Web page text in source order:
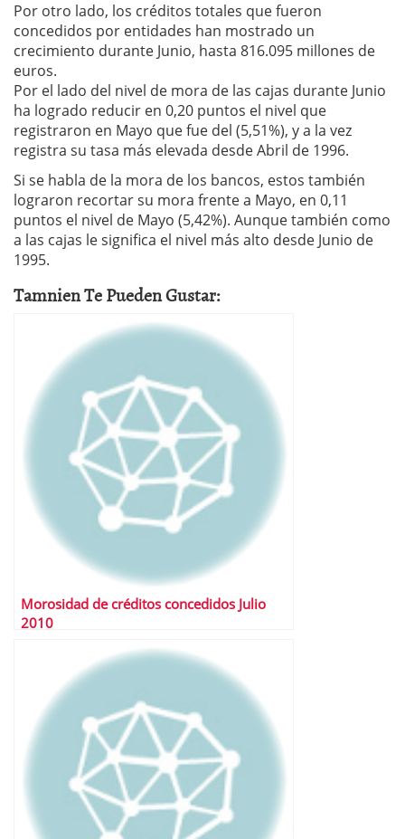
Por otro lado, los créditos totales que fueron
concedidos por entidades han mostrado un
crecimiento durante Junio, hasta 816.095 millones de
euros.
Por el lado del nivel de mora de las cajas durante Junio
ha logrado reducir en 0,20 puntos el nivel que
registraron en Mayo que fue del (5,51%), y a la vez
registra su tasa más elevada desde Abril de 1996.
Si se habla de la mora de los bancos, estos también
lograron recortar su mora frente a Mayo, en 0,11
puntos el nivel de Mayo (5,42%). Aunque también como
a las cajas le significa el nivel más alto desde Junio de
1995.
Tamnien Te Pueden Gustar:
Morosidad de créditos concedidos Julio
2010